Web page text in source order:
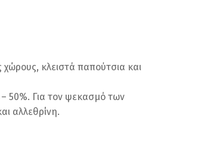
κλειστά παπούτσια και
50%. Για τον ψεκασμό των
αλλεθρίνη.